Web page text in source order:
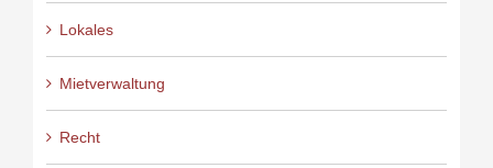
Lokales
Mietverwaltung
Recht